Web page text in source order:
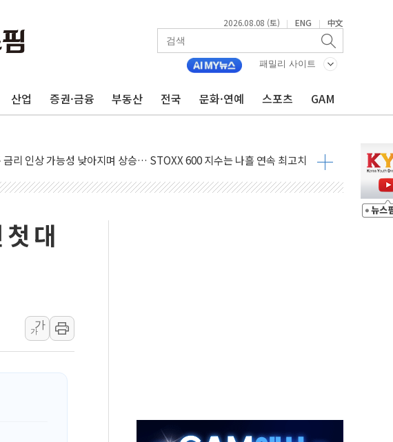
2026.08.08 (토) | ENG | 中文
패밀리 사이트
산업 증권·금융 부동산 전국 문화·연예 스포츠 GAM
퇴…S&P500 최고치
까지 의혹 소명" 요구
9월 동결 전망 우세
' 체결… 이스라엘·이란 위협에 맞설 자체 억지력 강화
명령…트럼프 제동
주일 이상 '올스톱'… 美 해상봉쇄 영향
'…9월 금리 인상 기대 후퇴
정 체결
대
가
가